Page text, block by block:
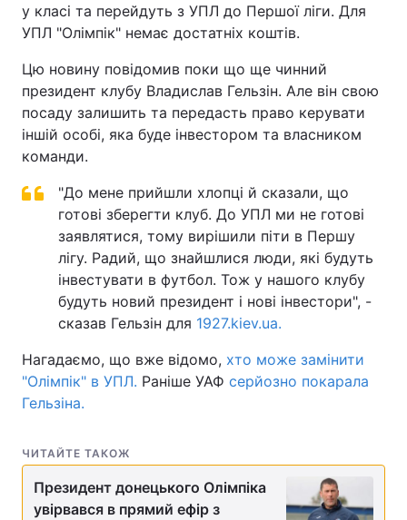
у класі та перейдуть з УПЛ до Першої ліги. Для
УПЛ "Олімпік" немає достатніх коштів.
Цю новину повідомив поки що ще чинний
президент клубу Владислав Гельзін. Але він свою
посаду залишить та передасть право керувати
іншій особі, яка буде інвестором та власником
команди.
"До мене прийшли хлопці й сказали, що
готові зберегти клуб. До УПЛ ми не готові
заявлятися, тому вирішили піти в Першу
лігу. Радий, що знайшлися люди, які будуть
інвестувати в футбол. Тож у нашого клубу
будуть новий президент і нові інвестори", -
сказав Гельзін для 1927.kiev.ua.
Нагадаємо, що вже відомо, хто може замінити
"Олімпік" в УПЛ. Раніше УАФ серйозно покарала
Гельзіна.
ЧИТАЙТЕ ТАКОЖ
Президент донецького Олімпіка
увірвався в прямий ефір з